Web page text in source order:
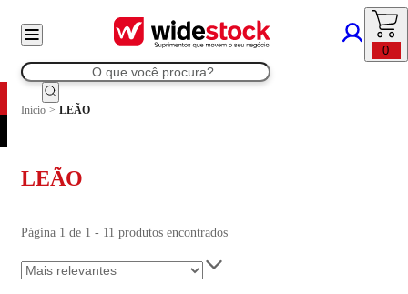
0
Início > LEÃO
LEÃO
Página 1 de 1 - 11 produtos encontrados